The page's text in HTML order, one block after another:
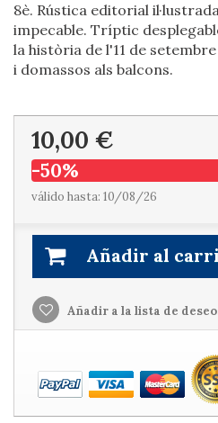
8è. Rústica editorial
impecable. Tríptic
la història de l'11 de
i domassos als balcons.
10,00 €
-50%
válido hasta: 10/08/26
Añadir al
Añadir a la lista de